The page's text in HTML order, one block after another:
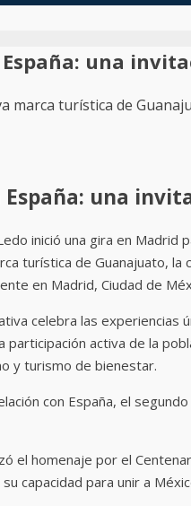
una
marca turística de
una
inició una gira en
turística de Guanajuato,
en Madrid, Ciudad de
celebra las
activa de la
y turismo de bienestar.
con España, el
el homenaje por el
capacidad para unir a